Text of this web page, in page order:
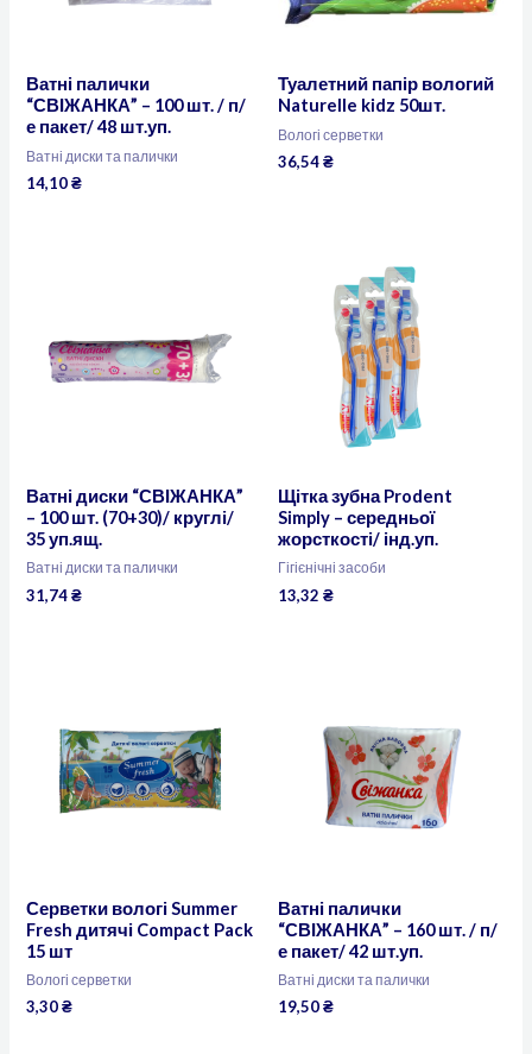
Ватні палички
“СВІЖАНКА” – 100 шт. / п/
е пакет/ 48 шт.уп.
Ватні диски та палички
14,10₴
Туалетний папір вологий
Naturelle kidz 50шт.
Вологі серветки
36,54₴
Ватні диски “СВІЖАНКА”
– 100 шт. (70+30)/ круглі/
35 уп.ящ.
Ватні диски та палички
31,74₴
Щітка зубна Prodent
Simply – середньої
жорсткості/ інд.уп.
Гігієнічні засоби
13,32 ₴
Серветки вологі Summer
Fresh дитячі Compact Pack
15 шт
Вологі серветки
3,30₴
Ватні палички
“СВІЖАНКА” – 160 шт. / п/
е пакет/ 42 шт.уп.
Ватні диски та палички
19,50₴